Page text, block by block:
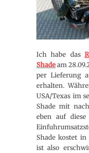
Ich habe das
Shadeam
per Lieferung
erhalten.
USA/Texas im
Shade mit
eben auf
Shade kostet in
ist also